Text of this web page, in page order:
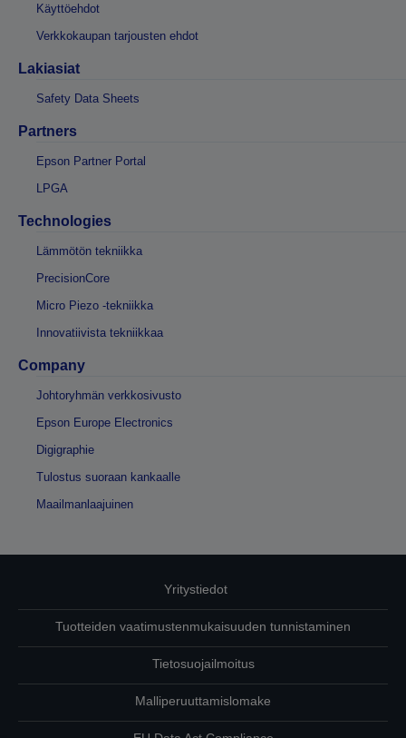
Käyttöehdot
Verkkokaupan tarjousten ehdot
Lakiasiat
Safety Data Sheets
Partners
Epson Partner Portal
LPGA
Technologies
Lämmötön tekniikka
PrecisionCore
Micro Piezo -tekniikka
Innovatiivista tekniikkaa
Company
Johtoryhmän verkkosivusto
Epson Europe Electronics
Digigraphie
Tulostus suoraan kankaalle
Maailmanlaajuinen
Yritystiedot
Tuotteiden vaatimustenmukaisuuden tunnistaminen
Tietosuojailmoitus
Malliperuuttamislomake